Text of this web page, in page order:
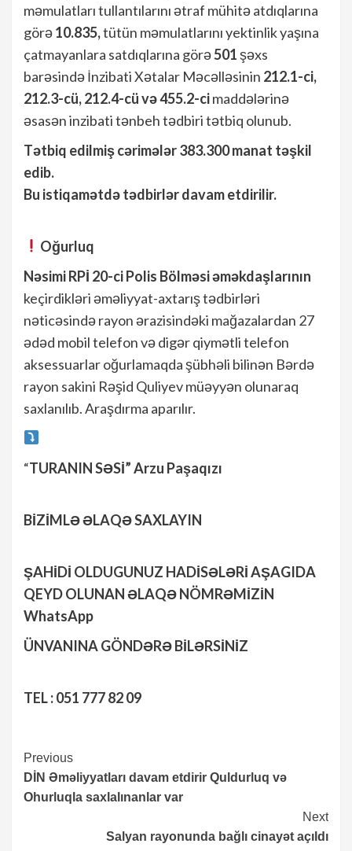
məmulatları tullantılarını ətraf mühitə atdıqlarına
görə10.835,tütün məmulatlarını yektinlik yaşına
çatmayanlara satdıqlarına görə501şəxs
barəsində İnzibati Xətalar Məcəlləsinin 212.1-ci,
212.3-cü, 212.4-cü və 455.2-cimaddələrinə
əsasən inzibati tənbeh tədbiri tətbiq olunub.
Tətbiq edilmiş cərimələr 383.300 manat təşkil
edib.
Bu istiqamətdə tədbirlər davam etdirilir.
Oğurluq
Nəsimi RPİ 20-ci Polis Bölməsi əməkdaşlarının
keçirdikləri əməliyyat-axtarış tədbirləri
nəticəsində rayon ərazisindəki mağazalardan 27
ədəd mobil telefon və digər qiymətli telefon
aksessuarlar oğurlamaqda şübhəli bilinən Bərdə
rayon sakini Rəşid Quliyev müəyyən olunaraq
saxlanılıb. Araşdırma aparılır.
“TURANIN SƏSİ” Arzu Paşaqızı
BİZİMLƏ ƏLAQƏ SAXLAYIN
ŞAHİDİ OLDUGUNUZ HADİSƏLƏRİ AŞAGIDA
QEYD OLUNAN ƏLAQƏ NÖMRƏMİZİN
WhatsApp
ÜNVANINA GÖNDƏRƏ BİLƏRSİNİZ
TEL : 051 777 82 09
Continue
Reading
Previous
DİN Əməliyyatları davam etdirir Quldurluq və
Ohurluqla saxlalınanlar var
Next
Salyan rayonunda bağlı cinayət açıldı